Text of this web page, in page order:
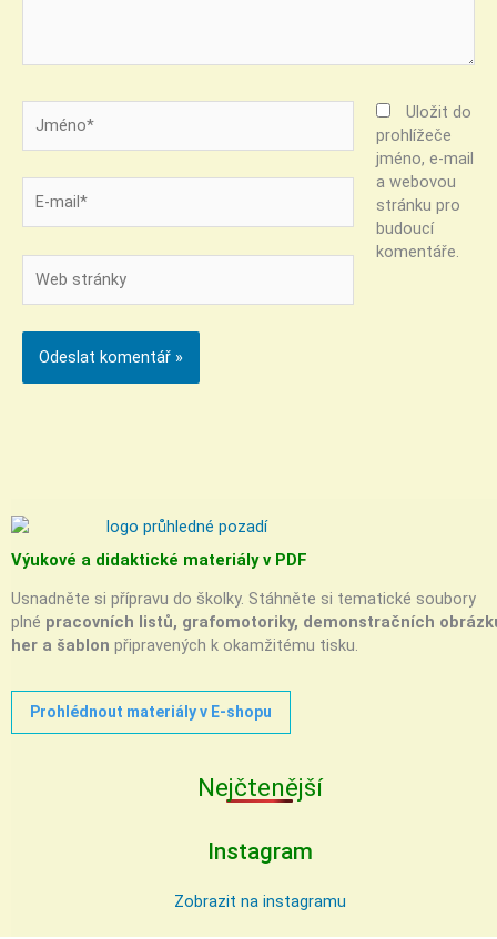
mail*
stránky
Uložit do
prohlížeče
jméno, e-mail
a webovou
stránku pro
budoucí
komentáře.
Výukové a didaktické materiály v PDF
Usnadněte si přípravu do školky. Stáhněte si tematické soubory
plné pracovních listů, grafomotoriky, demonstračních
her a šablon připravených k okamžitému tisku.
Prohlédnout materiály v E-shopu
Nejčtenější
Instagram
Zobrazit na instagramu